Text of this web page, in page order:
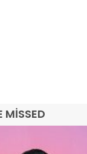
MISSED